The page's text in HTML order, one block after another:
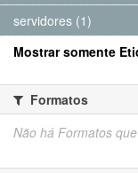
servidores (1)
Mostrar somente
Formatos
Não há Formatos